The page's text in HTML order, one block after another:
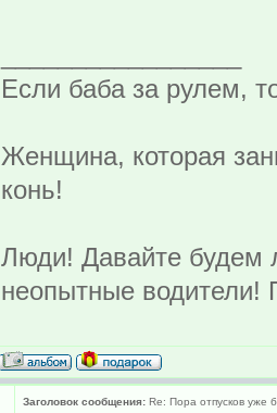
Если баба за рулем,
Женщина, которая
конь!
Люди! Давайте будем
неопытные водители!
Заголовок сообщения: Re: Пора отпусков уже